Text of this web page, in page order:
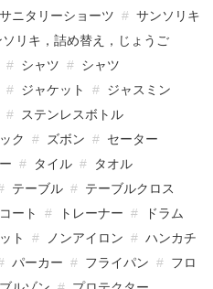
サニタリーショーツ
サンソリキ
ソリキ，詰め替え，じょうご
シャツ
シャツ
ジャケット
ジャスミン
ステンレスボトル
ク ズボン
セーター
タイル
タオル
テーブル
テーブルクロス
ート トレーナー
ドラム
ト ノンアイロン
ハンカチ
パーカー フライパン
フロ